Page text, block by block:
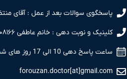
پاسخگوی سوالات بعد از عمل : آقای منتظری
کلینیک و نوبت دهی : خانم عاطفی ۰۹۱۰۴۸۰۸۱۶۶- 02149796289
ساعت پاسخ دهی 10 الی 17 روز های شنبه الی چهارشنبه
forouzan.doctor[at]gmail.com